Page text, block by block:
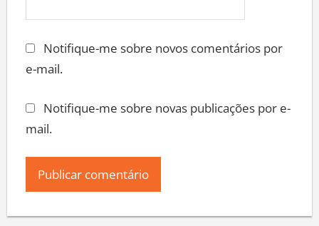
Notifique-me sobre novos comentários por
e-mail.
Notifique-me sobre novas publicações por e-
mail.